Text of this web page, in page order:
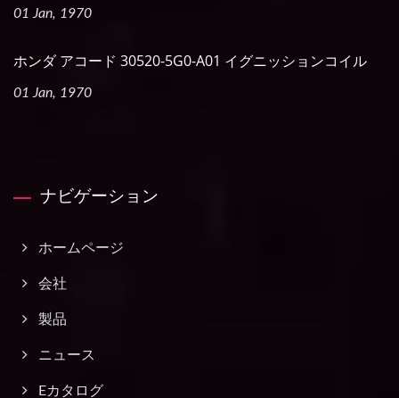
01 Jan, 1970
ホンダ アコード 30520-5G0-A01 イグニッションコイル
01 Jan, 1970
ナビゲーション
ホームページ
会社
製品
ニュース
Eカタログ